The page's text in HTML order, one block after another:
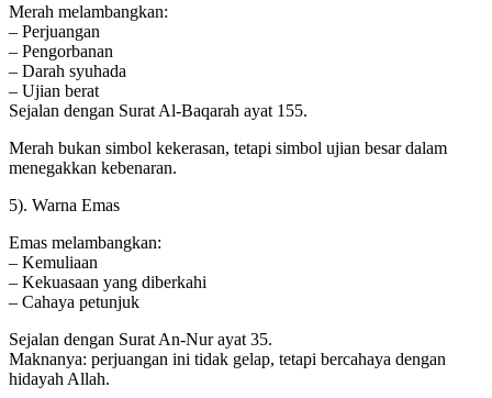
Merah melambangkan:
– Perjuangan
– Pengorbanan
– Darah syuhada
– Ujian berat
Sejalan dengan Surat Al-Baqarah ayat 155.
Merah bukan simbol kekerasan, tetapi simbol ujian besar dalam
menegakkan kebenaran.
5). Warna Emas
Emas melambangkan:
– Kemuliaan
– Kekuasaan yang diberkahi
– Cahaya petunjuk
Sejalan dengan Surat An-Nur ayat 35.
Maknanya: perjuangan ini tidak gelap, tetapi bercahaya dengan
hidayah Allah.